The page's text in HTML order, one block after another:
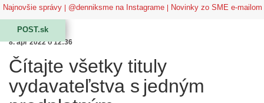
Najnovšie správy @denniksme na Instagrame Novinky zo SME e-mailom
POST.sk
8. apr 2022 o 12:36
Čítajte všetky tituly
vydavateľstva s jedným